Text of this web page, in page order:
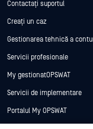
Contactați suportul
Creați un caz
Gestionarea tehnică a
Servicii profesionale
My gestionatOPSWAT
Servicii de implementare
Portalul My OPSWAT